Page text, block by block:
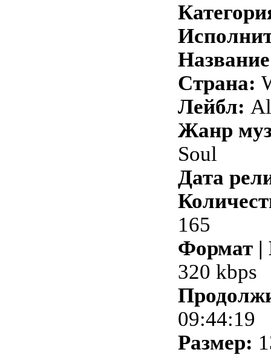
Страна:
Лейбл:
Жанр
Soul
Дата
165
Формат |
320 kbps
09:44:19
Размер: